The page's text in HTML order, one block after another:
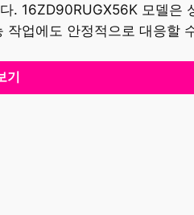
. 16ZD90RUGX56K 모델은
업에도 안정적으로 대응할
기